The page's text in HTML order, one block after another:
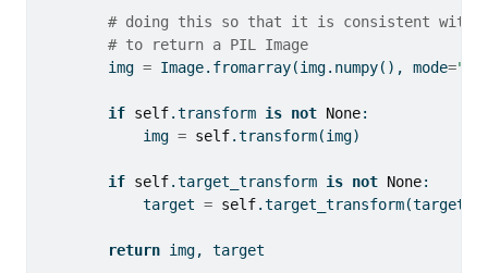
# doing this so that it is consistent with
# to return a PIL Image
        img
= Image.fromarray(img.numpy(), mode="L"
if self.transform is not None:
            img
= self.transform(img)
if self.target_transform is not None:
            target
= self.target_transform(target)
return img, target